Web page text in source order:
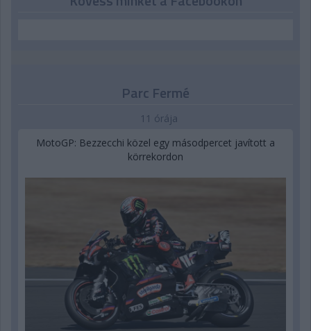
Parc Fermé
11 órája
MotoGP: Bezzecchi közel egy másodpercet javított a
körrekordon